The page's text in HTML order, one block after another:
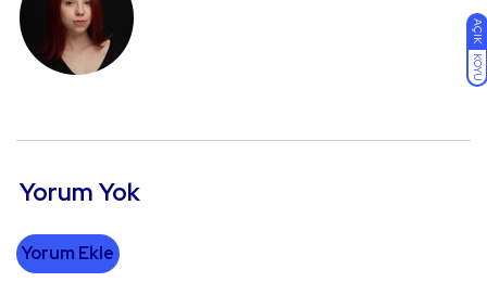
AÇIK
KOYU
Yorum Yok
Yorum Ekle